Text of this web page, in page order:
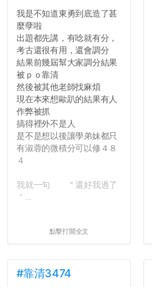
我是不知道東勇到底造了甚
麼孽啦
出題都先講，有唸就有分，
考古還很有用，還會調分
結果前幾屆幫大家調分結果
被ｐｏ靠清
然後被其他老師找麻煩
現在本來想歐趴的結果有人
作弊被抓
搞得裡外不是人
是不是想以後讓學弟妹都只
有淑蓉的微積分可以修４８
４
我就一句 ＂還好我過了
＂...
點擊打開全文
#靠清3474